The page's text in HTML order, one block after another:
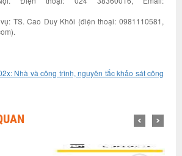
TS. Cao Duy Khôi (điện thoại: 0981110581,
Nhà và công trình, nguyên tắc khảo sát công